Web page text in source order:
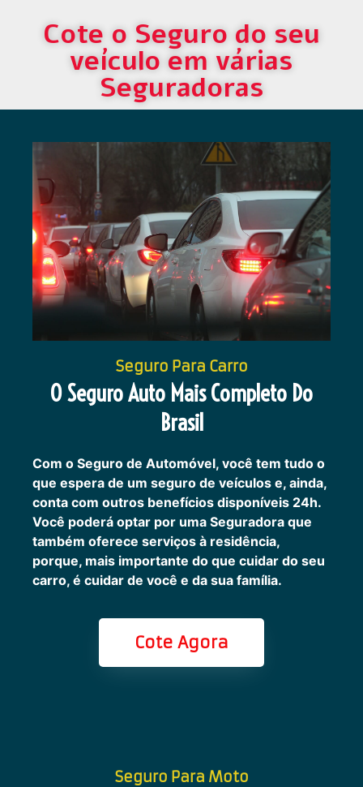
Cote o Seguro do seu
veículo em várias
Seguradoras
Seguro Para Carro
O Seguro Auto Mais Completo Do
Brasil
Com o Seguro de Automóvel, você tem tudo o
que espera de um seguro de veículos e, ainda,
conta com outros benefícios disponíveis 24h.
Você poderá optar por uma Seguradora que
também oferece serviços à residência,
porque, mais importante do que cuidar do seu
carro, é cuidar de você e da sua família.
Cote Agora
Seguro Para Moto